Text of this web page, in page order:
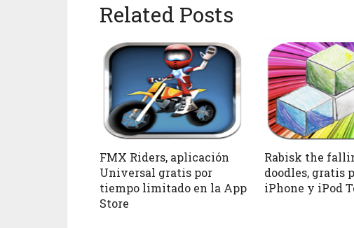
Related Posts
FMX Riders, aplicación
Universal gratis por
tiempo limitado en la App
Store
Rabisk the
doodles, gratis
iPhone y iPod